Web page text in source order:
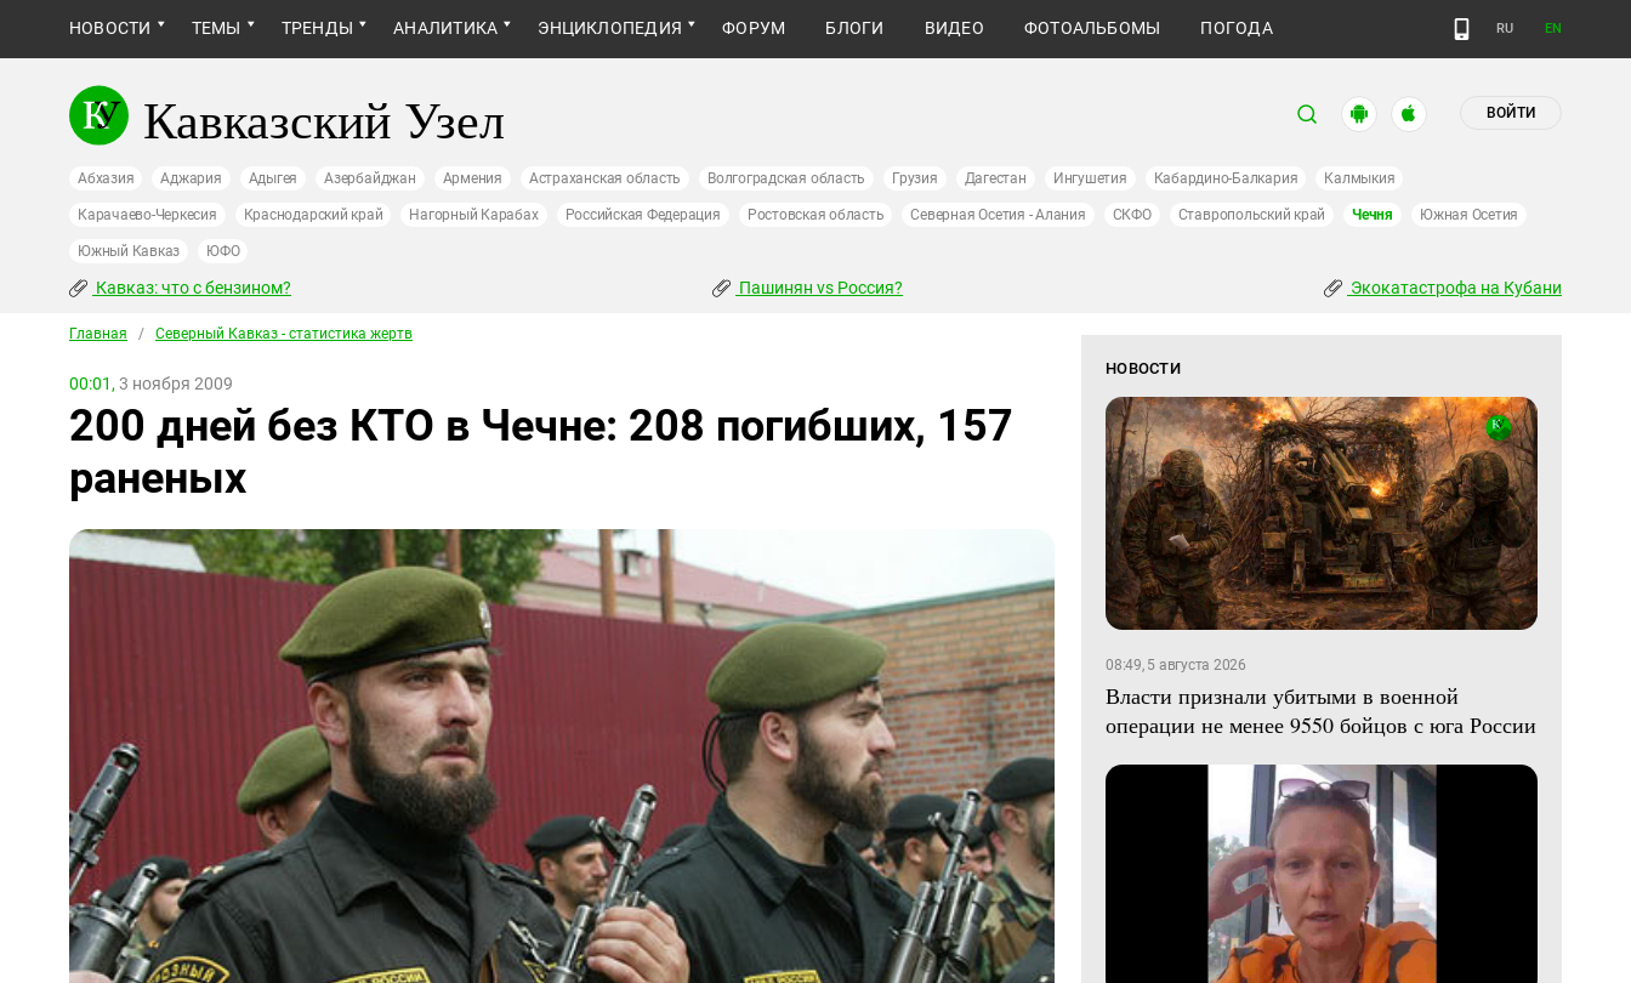
НОВОСТИ ТЕМЫ ТРЕНДЫ АНАЛИТИКА ЭНЦИКЛОПЕДИЯ ФОРУМ БЛОГИ ВИДЕО ФОТОАЛЬБОМЫ ПОГОДА RU EN
Кавказский Узел ВОЙТИ
Абхазия Аджария Адыгея Азербайджан Армения Астраханская область Волгоградская область Грузия Дагестан Ингушетия Кабардино-Балкария Калмыкия
Карачаево-Черкесия Краснодарский край Нагорный Карабах Российская Федерация Ростовская область Северная Осетия - Алания СКФО Ставропольский край Чечня Южная Осетия
Южный Кавказ ЮФО
Кавказ: что с бензином? Пашинян vs Россия? Экокатастрофа на Кубани
Главная / Северный Кавказ - статистика жертв
00:01, 3 ноября 2009
200 дней без КТО в Чечне: 208 погибших, 157
раненых
НОВОСТИ
08:49, 5 августа 2026
Власти признали убитыми в военной
операции не менее 9550 бойцов с юга России